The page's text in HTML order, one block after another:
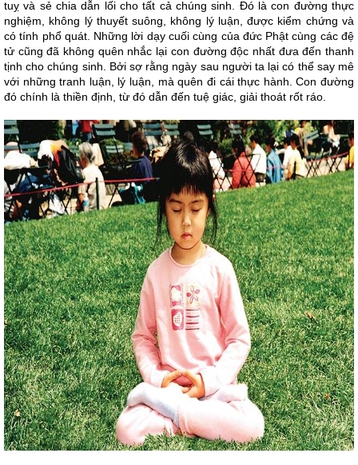
tuỵ và sẻ chia dẫn lối cho tất cả chúng sinh. Đó là con đường thực
nghiệm, không lý thuyết suông, không lý luận, được kiểm chứng và
có tính phổ quát. Những lời dạy cuối cùng của đức Phật cùng các đệ
tử cũng đã không quên nhắc lại con đường độc nhất đưa đến thanh
tịnh cho chúng sinh. Bởi sợ rằng ngày sau người ta lại có thể say mê
với những tranh luận, lý luận, mà quên đi cái thực hành. Con đường
đó chính là thiền định, từ đó dẫn đến tuệ giác, giải thoát rốt ráo.